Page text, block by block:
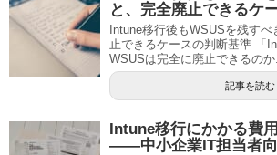
と、完全廃止できるケ
Intune移行後もWSUSを残す
止できるケースの判断基準 「
WSUSは完全に廃止できるの
記事を読む
Intune移行にかかる費
——中小企業IT担当者